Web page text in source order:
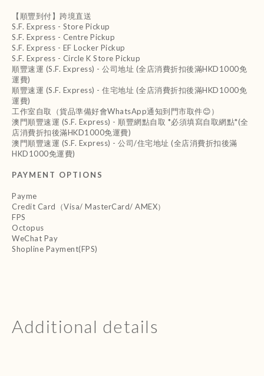
【順豐到付】跨境直送
S.F. Express - Store Pickup
S.F. Express - Centre Pickup
S.F. Express - EF Locker Pickup
S.F. Express - Circle K Store Pickup
順豐速運 (S.F. Express) - 公司地址 (全店消費折扣後滿HKD1000免
運費)
順豐速運 (S.F. Express) - 住宅地址 (全店消費折扣後滿HKD1000免
運費)
工作室自取（貨品準備好會WhatsApp通知到門市取件😊）
澳門順豐速運 (S.F. Express) - 順豐網點自取 *必須填寫自取網點*(全
店消費折扣後滿HKD1000免運費)
澳門順豐速運 (S.F. Express) - 公司/住宅地址 (全店消費折扣後滿
HKD1000免運費)
PAYMENT OPTIONS
Payme
Credit Card（Visa/ MasterCard/ AMEX）
FPS
Octopus
WeChat Pay
Shopline Payment(FPS)
Additional details